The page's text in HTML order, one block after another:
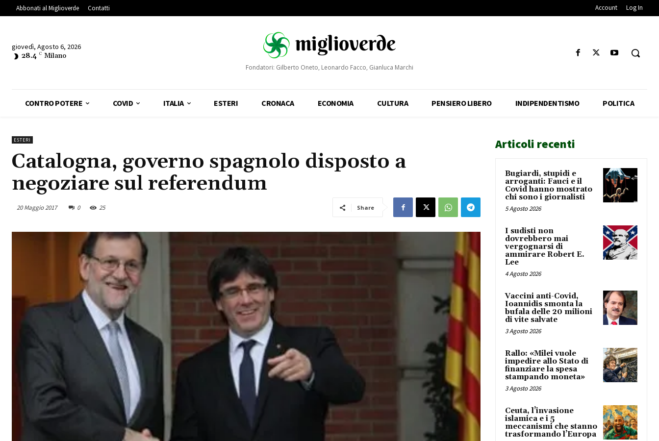
Abbonati al Miglioverde Contatti Account Log In
giovedì, Agosto 6, 2026
28.4 C Milano
Fondatori: Gilberto Oneto, Leonardo Facco, Gianluca Marchi
CONTRO POTERE COVID ITALIA ESTERI CRONACA ECONOMIA CULTURA PENSIERO LIBERO INDIPENDENTISMO POLITICA
ESTERI
Catalogna, governo spagnolo disposto a
negoziare sul referendum
20 Maggio 2017 0 25 Share
Articoli recenti
Bugiardi, stupidi e
arroganti: Fauci e il
Covid hanno mostrato
chi sono i giornalisti
5 Agosto 2026
I sudisti non
dovrebbero mai
vergognarsi di
ammirare Robert E.
Lee
4 Agosto 2026
Vaccini anti-Covid,
Ioannidis smonta la
bufala delle 20 milioni
di vite salvate
3 Agosto 2026
Rallo: «Milei vuole
impedire allo Stato di
finanziare la spesa
stampando moneta»
3 Agosto 2026
Ceuta, l’invasione
islamica e i 5
meccanismi che stanno
trasformando l’Europa